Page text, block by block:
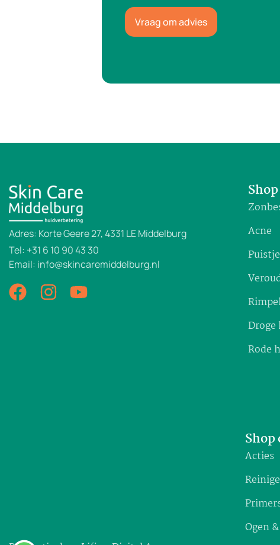
Vraag om advies
Adres: Korte Geere 27, 4331 LE Middelburg
Tel: +31 6 10 90 43 30
Email: info@skincaremiddelburg.nl
Acne
Droge
Rode
Acties
Ogen